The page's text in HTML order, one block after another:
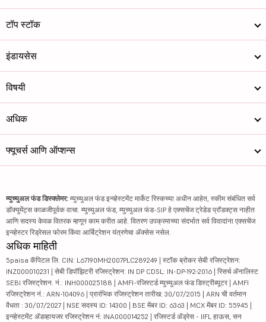
टॉप स्टॉक
इंडायसेस
विषयी
अधिक
फ्यूचर्स आणि ऑप्शन्स
म्युच्युअल फंड डिस्क्लेमर: म्युच्युअल फंड इन्व्हेस्टमेंट मार्केट रिस्कच्या अधीन आहेत, स्कीम संबंधित सर्व
डॉक्युमेंट्स काळजीपूर्वक वाचा. म्युच्युअल फंड, म्युच्युअल फंड-SIP हे एक्सचेंज ट्रेडेड प्रॉडक्ट्स नाहीत
आणि सदस्य केवळ वितरक म्हणून काम करीत आहे. वितरण उपक्रमाच्या संदर्भात सर्व विवादांना एक्सचेंज
इन्व्हेस्टर रिड्रेसल फोरम किंवा आर्बिट्रेशन यंत्रणेचा ॲक्सेस नसेल.
अधिक माहिती
5paisa कॅपिटल लि. CIN: L67190MH2007PLC289249 | स्टॉक ब्रोकर सेबी रजिस्ट्रेशन:
INZ000010231 | सेबी डिपॉझिटरी रजिस्ट्रेशन: IN DP CDSL: IN-DP-192-2016 | रिसर्च ॲनालिस्ट
SEBI रजिस्ट्रेशन. नं.: INH000025188 | AMFI-रजिस्टर्ड म्युच्युअल फंड डिस्ट्रीब्यूटर | AMFI
रजिस्ट्रेशन नं.: ARN-104096 | प्रारंभिक रजिस्ट्रेशन तारीख: 30/07/2015 | ARN ची वर्तमान
वैधता : 30/07/2027 | NSE सदस्य ID: 14300 | BSE मेंबर ID: 6363 | MCX मेंबर ID: 55945 |
इन्व्हेस्टमेंट ॲडव्हायजर रजिस्ट्रेशन नं: INA000014252 | रजिस्टर्ड ॲड्रेस - IIFL हाऊस, सन